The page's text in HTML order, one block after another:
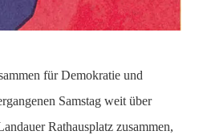
für Demokratie und
Samstag weit über
Rathausplatz zusammen,